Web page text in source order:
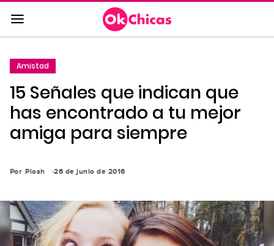
Saltar
al
contenido
la
navegación
principal
Amistad
15 Señales que indican que
has encontrado a tu mejor
amiga para siempre
Por Piosh 26 de junio de 2016